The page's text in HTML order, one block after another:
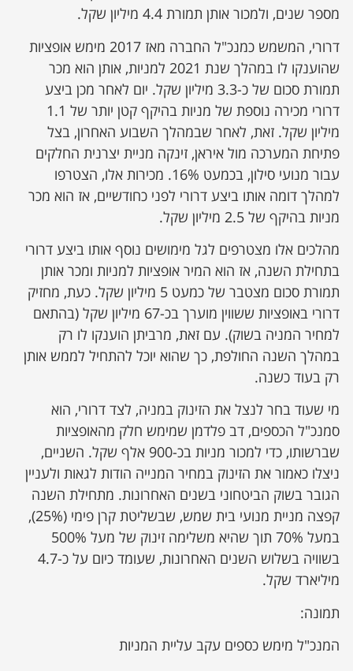
מספר שנים, ולמכור אותן תמורת 4.4 מיליון שקל.
דרורי, המשמש כמנכ"ל החברה מאז 2017 מימש אופציות
שהוענקו לו במהלך שנת 2021 למניות, אותן הוא מכר
תמורת סכום של כ-3.3 מיליון שקל. יום לאחר מכן ביצע
דרורי מכירה נוספת של מניות בהיקף קטן יותר של 1.1
מיליון שקל. זאת, לאחר שבמהלך השבוע האחרון, בצל
פתיחת המערכה מול איראן, זינקה מניית יצרנית החלקים
עבור מנועי סילון, בכמעט 16%. מכירות אלו, הצטרפו
למהלך דומה אותו ביצע דרורי לפני כחודשיים, אז הוא מכר
מניות בהיקף של 2.5 מיליון שקל.
מהלכים אלו מצטרפים לגל מימושים נוסף אותו ביצע דרורי
בתחילת השנה, אז הוא המיר אופציות למניות ומכר אותן
תמורת סכום מצטבר של כמעט 5 מיליון שקל. כעת, מחזיק
דרורי באופציות ששווין מוערך בכ-67 מיליון שקל (בהתאם
למחיר המניה בשוק). עם זאת, מרביתן הוענקו לו רק
במהלך השנה החולפת, כך שהוא יוכל להתחיל לממש אותן
רק בעוד כשנה.
מי שעוד בחר לנצל את הזינוק במניה, לצד דרורי, הוא
סמנכ"ל הכספים, דב פלדמן שמימש חלק מהאופציות
שברשותו, כדי למכור מניות בכ-900 אלף שקל. השניים,
ניצלו כאמור את הזינוק במחיר המנייה הודות לגאות ולעניין
הגובר בשוק הביטחוני בשנים האחרונות. מתחילת השנה
קפצה מניית מנועי בית שמש, שבשליטת קרן פימי (25%),
במעל 70% תוך שהיא משלימה זינוק של מעל 500%
בשוויה בשלוש השנים האחרונות, שעומד כיום על כ-4.7
מיליארד שקל.
תמונה:
המנכ"ל מימש כספים עקב עליית המניות